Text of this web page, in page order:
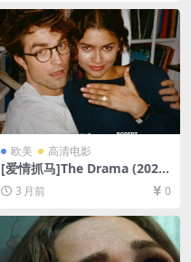
放/下载][MP4/15GB][中英字
幕]
欧美 高清电影
[爱情抓马]The Drama (2026)
[百度网盘+夸克网盘2160P超
清未删减资源][网盘在线播放/
下载][MKV/18GB][内封中英
字幕]
3 月前 0